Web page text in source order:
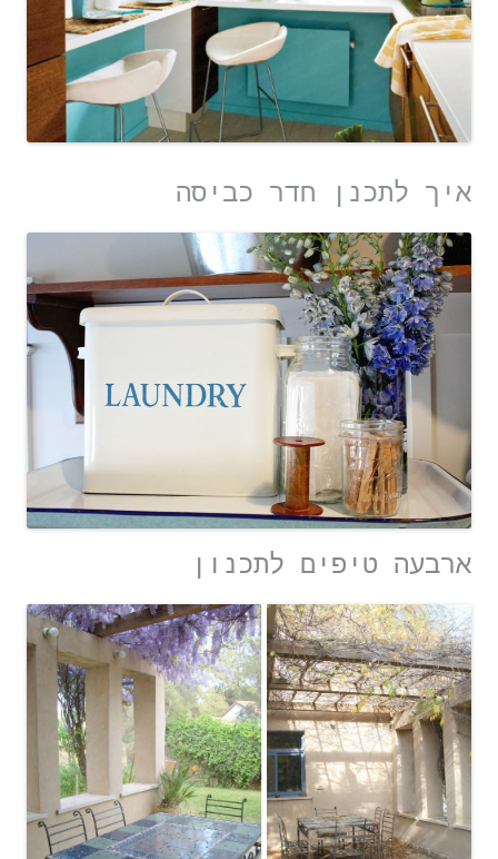
איך לתכנן חדר כביסה
ארבעה טיפים לתכנון